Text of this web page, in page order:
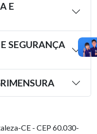
E
SEGURANÇA
CE - CEP 60.030-